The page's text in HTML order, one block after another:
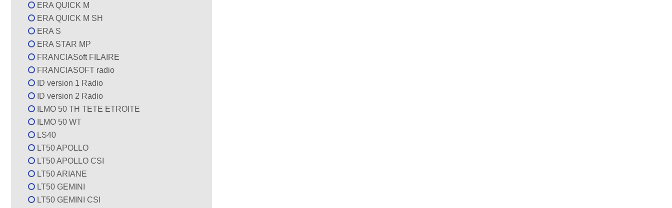
ERA QUICK M
ERA QUICK M SH
ERA S
ERA STAR MP
FRANCIASoft FILAIRE
FRANCIASOFT radio
ID version 1 Radio
ID version 2 Radio
ILMO 50 TH TETE ETROITE
ILMO 50 WT
LS40
LT50 APOLLO
LT50 APOLLO CSI
LT50 ARIANE
LT50 GEMINI
LT50 GEMINI CSI